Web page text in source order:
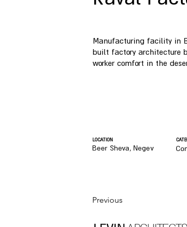
Manufacturing facility in
built factory architecture
worker comfort in the
LOCATION
Beer Sheva, Negev
Previous